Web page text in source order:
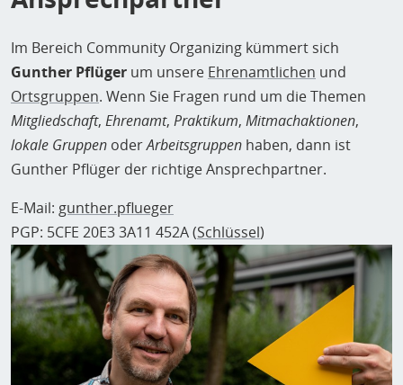
Im Bereich Community Organizing kümmert sich
Gunther Pflüger um unsere Ehrenamtlichen und
Ortsgruppen. Wenn Sie Fragen rund um die Themen
Mitgliedschaft, Ehrenamt, Praktikum, Mitmachaktionen,
lokale Gruppen oderArbeitsgruppen haben, dann ist
Gunther Pflüger der richtige Ansprechpartner.
E-Mail: gunther.pflueger
PGP: 5CFE 20E3 3A11 452A (Schlüssel)